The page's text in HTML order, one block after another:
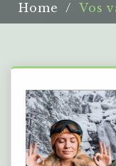
Home Vos